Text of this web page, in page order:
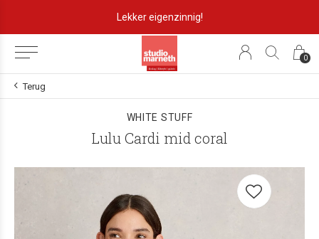
0
Lekker eigenzinnig!
Terug
WHITE STUFF
Lulu Cardi mid coral